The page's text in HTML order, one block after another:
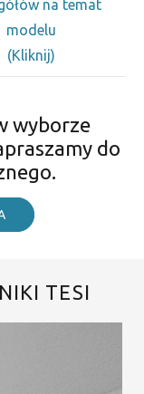
na temat
modelu
(Kliknij)
wyborze
do
TESI